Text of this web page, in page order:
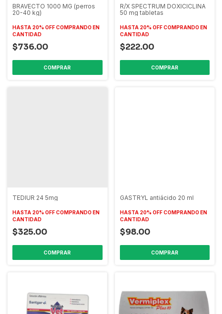
BRAVECTO 1000 MG (perros
20-40 kg)
HASTA 20% OFFCOMPRANDO EN
CANTIDAD
$736.00
R/X SPECTRUM DOXICICLINA
50 mg tabletas
HASTA 20% OFF COMPRANDO EN
CANTIDAD
$222.00
TEDIUR 24 5mg
HASTA 20% OFFCOMPRANDO EN
CANTIDAD
$325.00
GASTRYL antiácido 20 ml
HASTA 20% OFF COMPRANDO EN
CANTIDAD
$98.00